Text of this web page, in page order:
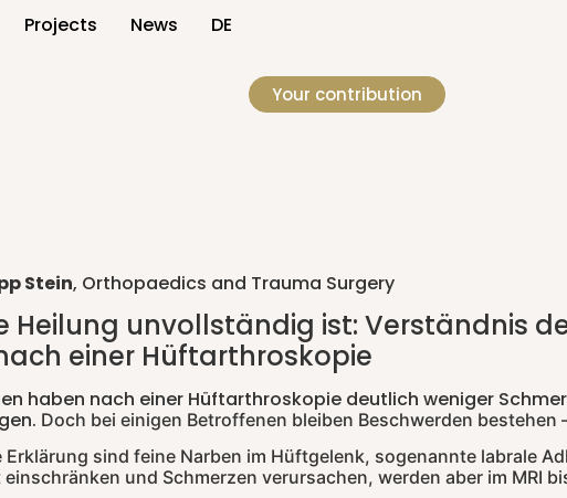
Projects News DE
Your contribution
Stein, Orthopaedics and Trauma Surgery
Heilung unvollständig ist: Verständnis
einer Hüftarthroskopie
haben nach einer Hüftarthroskopie deutlich weniger
Doch bei einigen Betroffenen bleiben Beschwerden bestehen
Erklärung sind feine Narben im Hüftgelenk, sogenannte labrale
und Schmerzen verursachen, werden aber im MRI